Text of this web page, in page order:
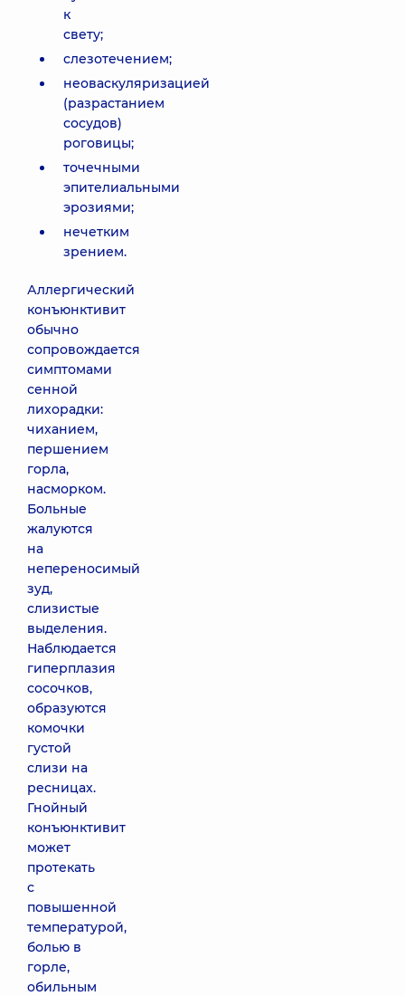
к
свету;
слезотечением;
неоваскуляризацией
(разрастанием
сосудов)
роговицы;
точечными
эпителиальными
эрозиями;
нечетким
зрением.
Аллергический
конъюнктивит
обычно
сопровождается
симптомами
сенной
лихорадки:
чиханием,
першением
горла,
насморком.
Больные
жалуются
на
непереносимый
зуд,
слизистые
выделения.
Наблюдается
гиперплазия
сосочков,
образуются
комочки
густой
слизи на
ресницах.
Гнойный
конъюнктивит
может
протекать
с
повышенной
температурой,
болью в
горле,
обильным